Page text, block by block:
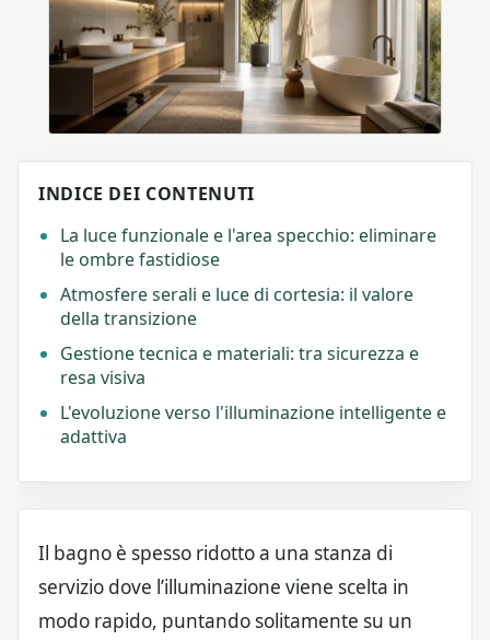
INDICE DEI CONTENUTI
La luce funzionale e l'area specchio: eliminare
le ombre fastidiose
Atmosfere serali e luce di cortesia: il valore
della transizione
Gestione tecnica e materiali: tra sicurezza e
resa visiva
L'evoluzione verso l'illuminazione intelligente e
adattiva
Il bagno è spesso ridotto a una stanza di
servizio dove l’illuminazione viene scelta in
modo rapido, puntando solitamente su un